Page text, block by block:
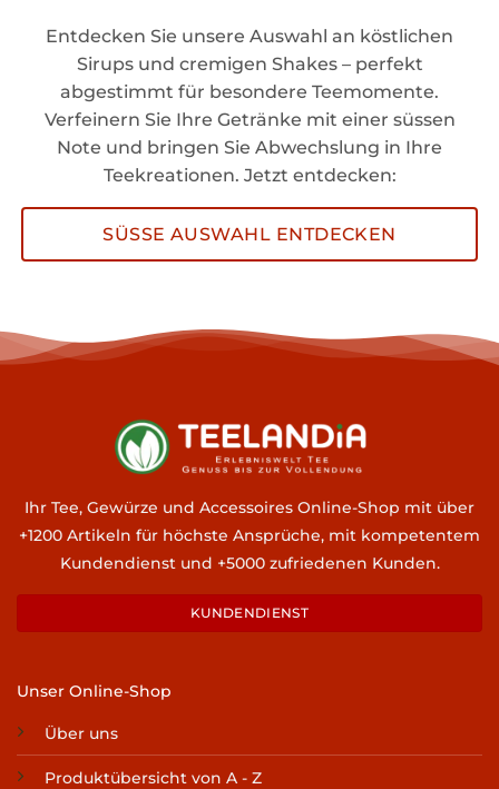
Entdecken Sie unsere Auswahl an köstlichen
Sirups und cremigen Shakes – perfekt
abgestimmt für besondere Teemomente.
Verfeinern Sie Ihre Getränke mit einer süssen
Note und bringen Sie Abwechslung in Ihre
Teekreationen. Jetzt entdecken:
SÜSSE AUSWAHL ENTDECKEN
Ihr Tee, Gewürze und Accessoires Online-Shop mit über
+1200 Artikeln für höchste Ansprüche, mit kompetentem
Kundendienst und +5000 zufriedenen Kunden.
KUNDENDIENST
Unser Online-Shop
Über uns
Produktübersicht von A - Z